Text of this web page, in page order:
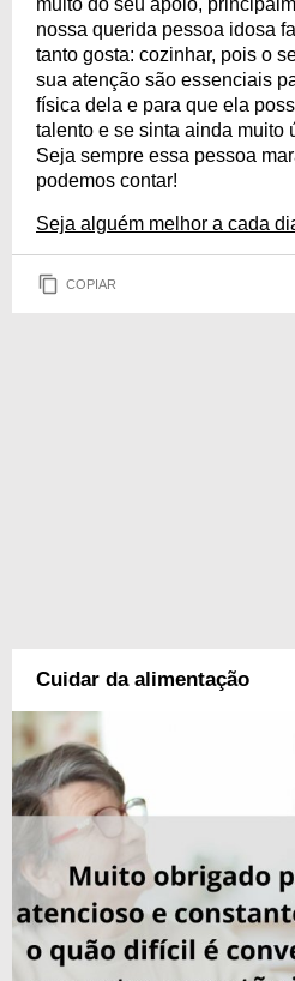
muito do seu apoio,
nossa querida pessoa idosa
tanto gosta: cozinhar, pois o
sua atenção são essenciais
física dela e para que ela
talento e se sinta ainda muito
Seja sempre essa pessoa
podemos contar!
Seja alguém melhor a cada
COPIAR
Cuidar da alimentação